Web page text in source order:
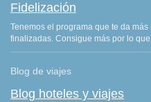
Fidelización
Tenemos el programa que te da
finalizadas. Consigue más por lo
Blog de viajes
Blog hoteles y viajes